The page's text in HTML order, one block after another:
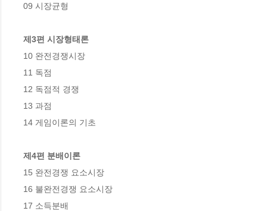
09 시장균형
제3편 시장형태론
10 완전경쟁시장
11 독점
12 독점적 경쟁
13 과점
14 게임이론의 기초
제4편 분배이론
15 완전경쟁 요소시장
16 불완전경쟁 요소시장
17 소득분배